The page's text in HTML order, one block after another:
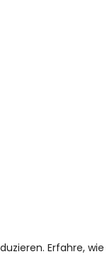
Erfahre,